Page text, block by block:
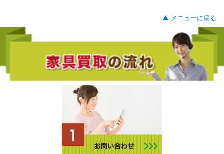
▲ メニューに戻る